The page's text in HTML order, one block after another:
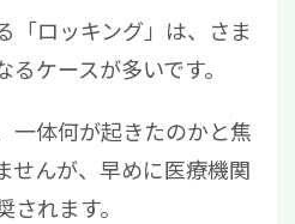
「ロッキング」は、さま
ケースが多いです。
一体何が起きたのかと焦
せんが、早めに医療機関
れます。